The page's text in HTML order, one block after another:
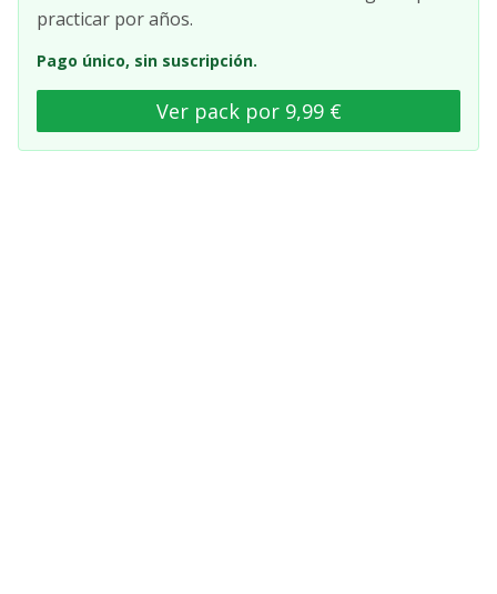
practicar por años.
Pago único, sin suscripción.
Ver pack por 9,99 €